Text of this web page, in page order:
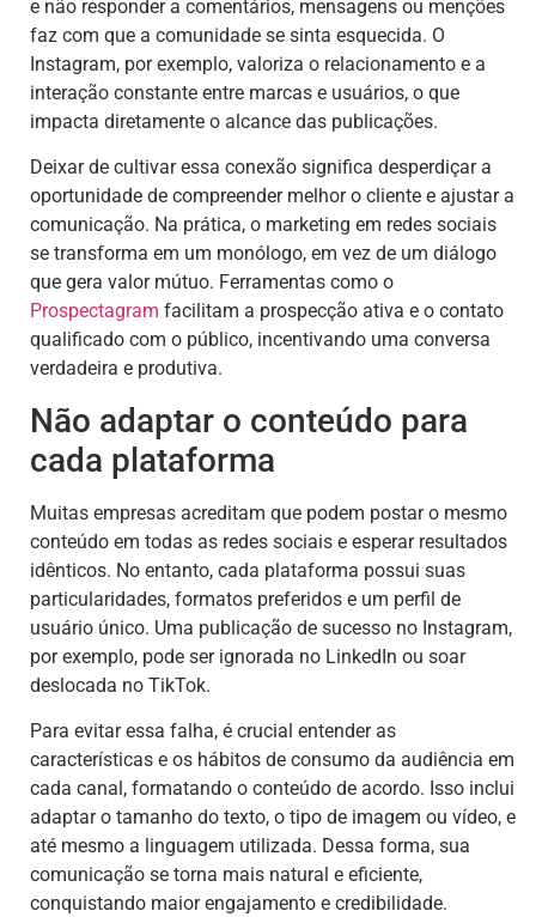
e não responder a comentários, mensagens ou menções
faz com que a comunidade se sinta esquecida. O
Instagram, por exemplo, valoriza o relacionamento e a
interação constante entre marcas e usuários, o que
impacta diretamente o alcance das publicações.
Deixar de cultivar essa conexão significa desperdiçar a
oportunidade de compreender melhor o cliente e ajustar a
comunicação. Na prática, o marketing em redes sociais
se transforma em um monólogo, em vez de um diálogo
que gera valor mútuo. Ferramentas como o
Prospectagram facilitam a prospecção ativa e o contato
qualificado com o público, incentivando uma conversa
verdadeira e produtiva.
Não adaptar o conteúdo para
cada plataforma
Muitas empresas acreditam que podem postar o mesmo
conteúdo em todas as redes sociais e esperar resultados
idênticos. No entanto, cada plataforma possui suas
particularidades, formatos preferidos e um perfil de
usuário único. Uma publicação de sucesso no Instagram,
por exemplo, pode ser ignorada no LinkedIn ou soar
deslocada no TikTok.
Para evitar essa falha, é crucial entender as
características e os hábitos de consumo da audiência em
cada canal, formatando o conteúdo de acordo. Isso inclui
adaptar o tamanho do texto, o tipo de imagem ou vídeo, e
até mesmo a linguagem utilizada. Dessa forma, sua
comunicação se torna mais natural e eficiente,
conquistando maior engajamento e credibilidade.